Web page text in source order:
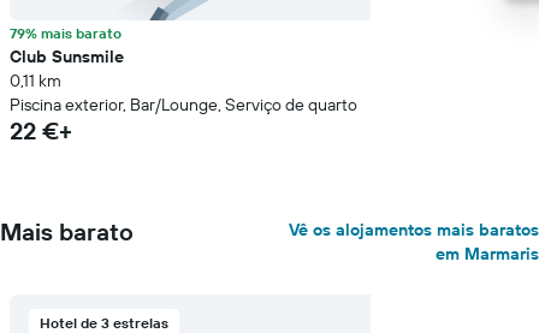
79% mais barato
Club Sunsmile
0,11 km
Piscina exterior, Bar/Lounge, Serviço de quarto
22 €+
Mais barato
Vê os alojamentos mais baratos
em Marmaris
Hotel de 3 estrelas